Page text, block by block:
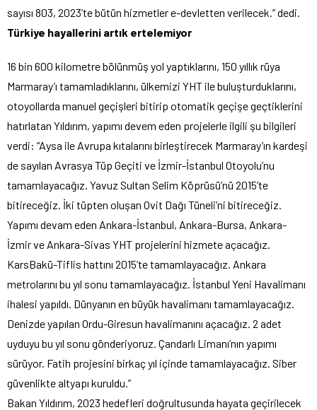
sayısı 803, 2023’te bütün hizmetler e-devletten verilecek.” dedi.
Türkiye hayallerini artık ertelemiyor
16 bin 600 kilometre bölünmüş yol yaptıklarını, 150 yıllık rüya
Marmaray’ı tamamladıklarını, ülkemizi YHT ile buluşturduklarını,
otoyollarda manuel geçişleri bitirip otomatik geçişe geçtiklerini
hatırlatan Yıldırım, yapımı devem eden projelerle ilgili şu bilgileri
verdi: “Aysa ile Avrupa kıtalarını birleştirecek Marmaray’ın kardeşi
de sayılan Avrasya Tüp Geçiti ve İzmir-İstanbul Otoyolu’nu
tamamlayacağız. Yavuz Sultan Selim Köprüsü’nü 2015’te
bitireceğiz. İki tüpten oluşan Ovit Dağı Tüneli’ni bitireceğiz.
Yapımı devam eden Ankara-İstanbul, Ankara-Bursa, Ankara-
İzmir ve Ankara-Sivas YHT projelerini hizmete açacağız.
KarsBakü-Tiflis hattını 2015’te tamamlayacağız. Ankara
metrolarını bu yıl sonu tamamlayacağız. İstanbul Yeni Havalimanı
ihalesi yapıldı. Dünyanın en büyük havalimanı tamamlayacağız.
Denizde yapılan Ordu-Giresun havalimanını açacağız. 2 adet
uyduyu bu yıl sonu gönderiyoruz. Çandarlı Limanı’nın yapımı
sürüyor. Fatih projesini birkaç yıl içinde tamamlayacağız. Siber
güvenlikte altyapı kuruldu.”
Bakan Yıldırım, 2023 hedefleri doğrultusunda hayata geçirilecek